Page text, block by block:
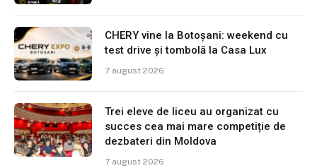
CHERY vine la Botoșani: weekend cu
test drive și tombolă la Casa Lux
7 august 2026
Trei eleve de liceu au organizat cu
succes cea mai mare competiție de
dezbateri din Moldova
7 august 2026